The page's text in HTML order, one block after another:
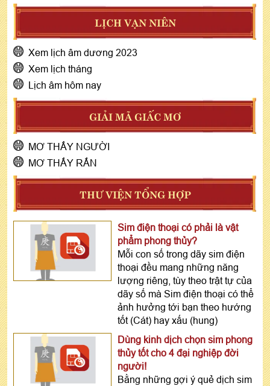
LỊCH VẠN NIÊN
Xem lịch âm dương 2023
Xem lịch tháng
Lịch âm hôm nay
GIẢI MÃ GIẤC MƠ
MƠ THẤY NGƯỜI
MƠ THẤY RẮN
THƯ VIỆN TỔNG HỢP
Sim điện thoại có phải là vật
phẩm phong thủy?
Mỗi con số trong dãy sim điện
thoại đều mang những năng
lượng riêng, tùy theo trật tự của
dãy số mà Sim điện thoại có thể
ảnh hưởng tới bạn theo hướng
tốt (Cát) hay xấu (hung)
Dùng kinh dịch chọn sim phong
thủy tốt cho 4 đại nghiệp đời
người!
Bằng những gợi ý quẻ dịch sim